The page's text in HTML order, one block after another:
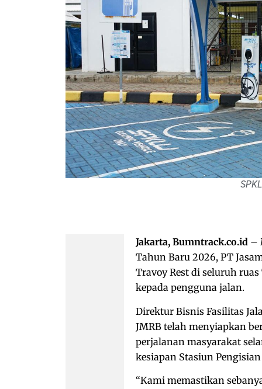
Jakarta, Bumntrack.co.id –
Tahun Baru 2026, PT
Travoy Rest di seluruh
kepada pengguna jalan.
Direktur Bisnis Fasilitas
JMRB telah menyiapkan
perjalanan masyarakat
kesiapan Stasiun
“Kami memastikan